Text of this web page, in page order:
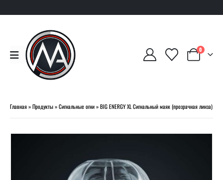
0
Главная»Продукты»Сигнальные огни»BIG ENERGY XL Сигнальный маяк (прозрачная линза)